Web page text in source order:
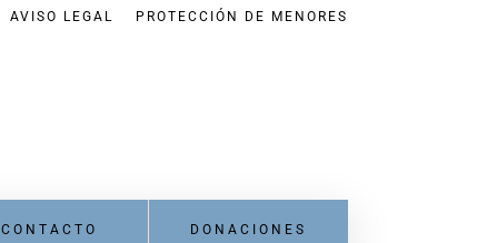
AVISO LEGAL PROTECCIÓN DE MENORES
CONTACTO DONACIONES